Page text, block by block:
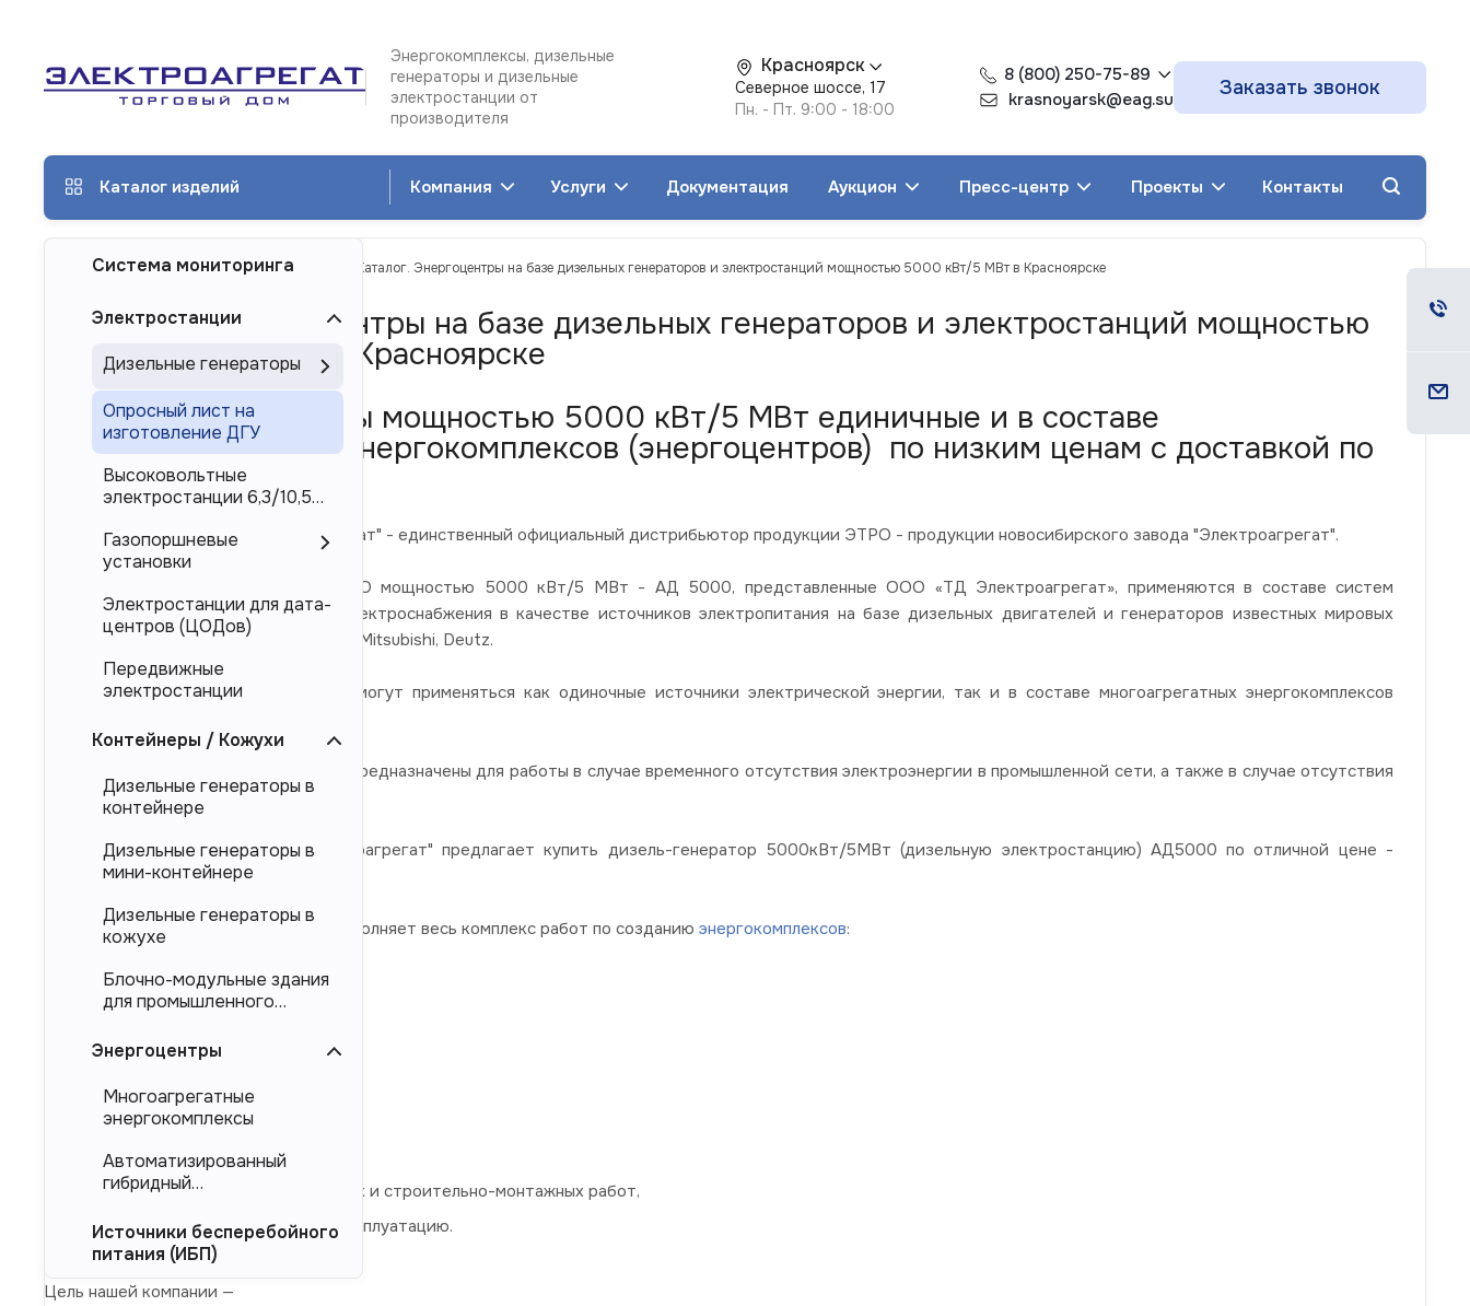
Энергокомплексы, дизельные
генераторы и дизельные
электростанции от
производителя
Красноярск
Северное шоссе, 17
Пн. - Пт. 9:00 - 18:00
8 (800) 250-75-89
krasnoyarsk@eag.su
Заказать звонок
Каталог изделий Компания Услуги Документация Аукцион Пресс-центр Проекты Контакты
ТД Электроагрегат Каталог изделий Каталог. Энергоцентры на базе дизельных генераторов и электростанций мощностью 5000 кВт/5 МВт в Красноярске
Каталог. Энергоцентры на базе дизельных генераторов и электростанций мощностью
5000 кВт/5 МВт в Красноярске
Дизель-генераторы мощностью 5000 кВт/5 МВт единичные и в составе
многоагрегатных энергокомплексов (энергоцентров) по низким ценам с доставкой по
России
ООО "Торговый Дом Электроагрегат" - единственный официальный дистрибьютор продукции ЭТРО - продукции новосибирского завода "Электроагрегат".
Дизельные электростанции ЭТРО мощностью 5000 кВт/5 МВт - АД 5000, представленные ООО «ТД Электроагрегат», применяются в составе систем
гарантированного (резервного) электроснабжения в качестве источников электропитания на базе дизельных двигателей и генераторов известных мировых
брендов Cummins, Perkins, Doosan, Mitsubishi, Deutz.
Дизель-генераторные установки могут применяться как одиночные источники электрической энергии, так и в составе многоагрегатных энергокомплексов
Представленные в каталоге ДЭС предназначены для работы в случае временного отсутствия электроэнергии в промышленной сети, а также в случае отсутствия
магистральных электросетей.
Компания "Торговый Дом Электроагрегат" предлагает купить дизель-генератор 5000кВт/5МВт (дизельную электростанцию) АД5000 по отличной цене -
напрямую от производителя.
Компания "ТД Электроагрегат" выполняет весь комплекс работ по созданию энергокомплексов:
обследование объекта,
проектирование,
подбор оборудования,
испытания,
доставка на объект,
проведение пусконаладочных и строительно-монтажных работ,
передача энергомодуля в эксплуатацию.
Система мониторинга
Электростанции
Дизельные генераторы
Опросный лист на
изготовление ДГУ
Высоковольтные
электростанции 6,3/10,5
Газопоршневые
установки
Электростанции для дата-
центров (ЦОДов)
Передвижные
электростанции
Контейнеры / Кожухи
Дизельные генераторы в
контейнере
Дизельные генераторы в
мини-контейнере
Дизельные генераторы в
кожухе
Блочно-модульные здания
для промышленного
оборудования (БМЗ)
Энергоцентры
Многоагрегатные
энергокомплексы
Автоматизированный
гибридный
Источники бесперебойного
питания (ИБП)
Цель нашей компании —